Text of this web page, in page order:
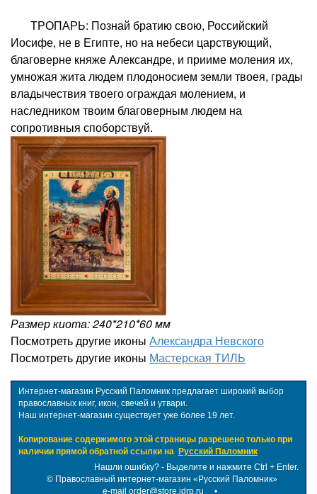
ТРОПАРЬ: Познай братию свою, Российский
Иосифе, не в Египте, но на небеси царствующий,
благоверне княже Александре, и прииме моления их,
умножая жита людем плодоносием земли твоея, грады
владычествия твоего ограждая молением, и
наследником твоим благоверным людем на
сопротивныя споборствуй.
Размер киота: 240*210*60 мм
Посмотреть другие иконы Александра Невского
Посмотреть другие иконы Мастерская ТИЛЬ
Интернет-магазин Русский Паломник предлагает широкий выбор
православных книг, икон, свечей и утвари.
Наш интернет-магазин существует уже более 19 лет.
Копирование содержимого этой страницы разрешено только при
наличии прямой обратной ссылки на Русский Паломник
Нашли ошибку? - Выделите и нажмите Ctrl + Enter.
© Православный интернет-магазин «Русский Паломник»
e-mail order@store.idrp.ru •